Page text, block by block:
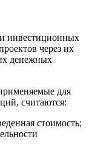
инвестиционных
через их
денежных
для
считаются:
стоимость;